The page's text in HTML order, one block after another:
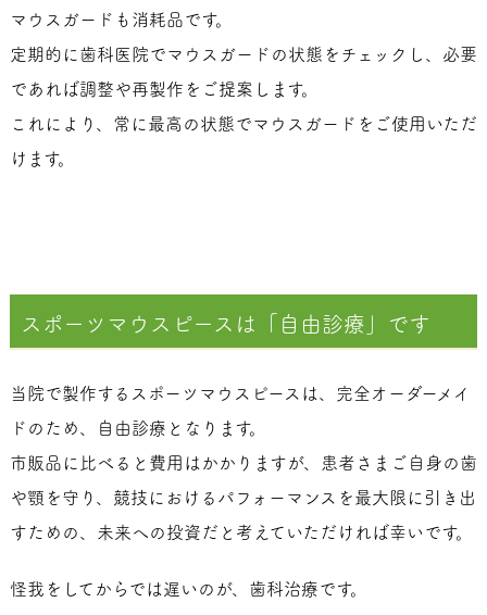
マウスガードも消耗品です。
定期的に歯科医院でマウスガードの状態をチェックし、必要
であれば調整や再製作をご提案します。
これにより、常に最高の状態でマウスガードをご使用いただ
けます。
スポーツマウスピースは「自由診療」です
当院で製作するスポーツマウスピースは、完全オーダーメイ
ドのため、自由診療となります。
市販品に比べると費用はかかりますが、患者さまご自身の歯
や顎を守り、競技におけるパフォーマンスを最大限に引き出
すための、未来への投資だと考えていただければ幸いです。
怪我をしてからでは遅いのが、歯科治療です。